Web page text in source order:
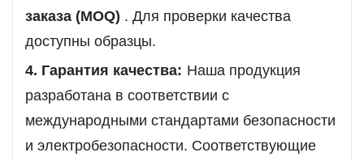
заказа (MOQ) . Для проверки качества
доступны образцы.
4. Гарантия качества: Наша продукция
разработана в соответствии с
международными стандартами безопасности
и электробезопасности. Соответствующие